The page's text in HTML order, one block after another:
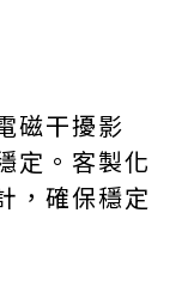
磁干擾影
定。客製化
，確保穩定